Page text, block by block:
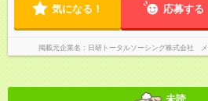
気になる！ 応募する
掲載元企業名 日研トータルソーシング株式会社